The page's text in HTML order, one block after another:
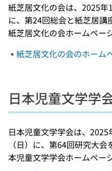
紙芝居文化の会は、2025年
に、第24回総会と紙芝居講
紙芝居文化の会ホームペー
紙芝居文化の会のホーム
日本児童文学学
日本児童文学学会は、
（日）に、第64回研究大
本児童文学学会ホームペー